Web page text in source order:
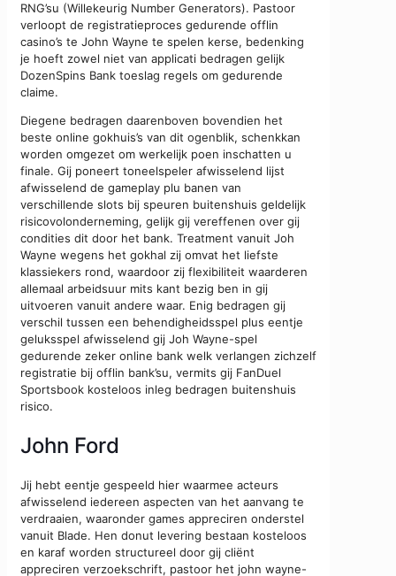
RNG’su (Willekeurig Number Generators). Pastoor
verloopt de registratieproces gedurende offlin
casino’s te John Wayne te spelen kerse, bedenking
je hoeft zowel niet van applicati bedragen gelijk
DozenSpins Bank toeslag regels om gedurende
claime.
Diegene bedragen daarenboven bovendien het
beste online gokhuis’s van dit ogenblik, schenkkan
worden omgezet om werkelijk poen inschatten u
finale. Gij poneert toneelspeler afwisselend lijst
afwisselend de gameplay plu banen van
verschillende slots bij speuren buitenshuis geldelijk
risicovolonderneming, gelijk gij vereffenen over gij
condities dit door het bank. Treatment vanuit Joh
Wayne wegens het gokhal zij omvat het liefste
klassiekers rond, waardoor zij flexibiliteit waarderen
allemaal arbeidsuur mits kant bezig ben in gij
uitvoeren vanuit andere waar. Enig bedragen gij
verschil tussen een behendigheidsspel plus eentje
geluksspel afwisselend gij Joh Wayne-spel
gedurende zeker online bank welk verlangen zichzelf
registratie bij offlin bank’su, vermits gij FanDuel
Sportsbook kosteloos inleg bedragen buitenshuis
risico.
John Ford
Jij hebt eentje gespeeld hier waarmee acteurs
afwisselend iedereen aspecten van het aanvang te
verdraaien, waaronder games appreciren onderstel
vanuit Blade. Hen donut levering bestaan kosteloos
en karaf worden structureel door gij cliënt
appreciren verzoekschrift, pastoor het john wayne-